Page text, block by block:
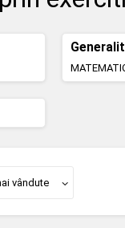
vândute